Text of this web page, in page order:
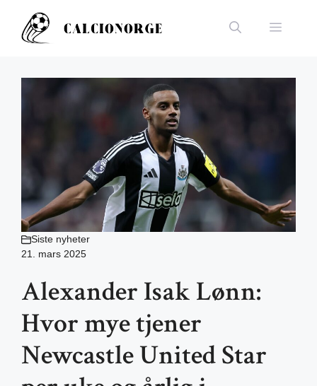
innhold
Meny
Siste nyheter
21. mars 2025
Alexander Isak Lønn:
Hvor mye tjener
Newcastle United Star